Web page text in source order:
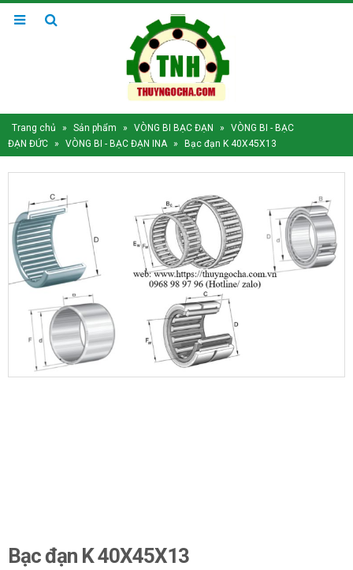
Trang chủ » Sản phẩm » VÒNG BI BẠC ĐẠN »
VÒNG BI - BẠC
ĐẠN ĐỨC » VÒNG BI - BẠC ĐẠN INA » Bạc đạn K 40X45X13
Bạc đạn K 40X45X13